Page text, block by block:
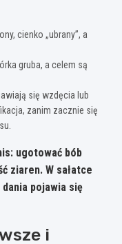
cienko „ubrany”, a
gruba, a celem są
się wzdęcia lub
zanim zacznie się
ugotować bób
ziaren. W sałatce
pojawia się
i